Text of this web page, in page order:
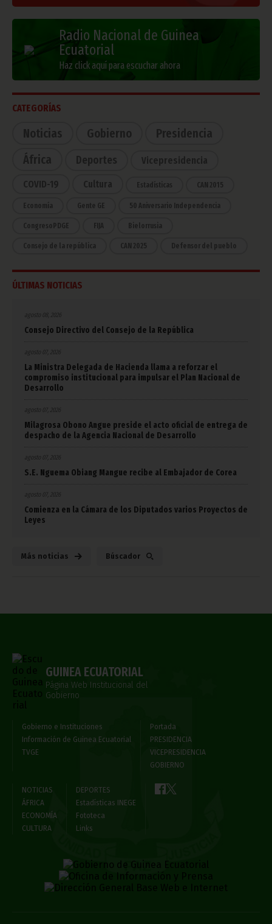
Radio Nacional de Guinea
Ecuatorial
Haz click aquí para escuchar ahora
CATEGORÍAS
Noticias Gobierno
Presidencia
África
Deportes Vicepresidencia
COVID-19 Cultura Estadísticas CAN 2015
Economía Gente GE 50 Aniversario Independencia
CongresoPDGE FIJA Bielorrusia
Consejo de la república CAN 2025 Defensor del pueblo
ÚLTIMAS NOTICIAS
Consejo Directivo del Consejo de la República
agosto 07, 2026
La Ministra Delegada de Hacienda llama a reforzar el
compromiso institucional para impulsar el Plan Nacional de
Desarrollo
agosto 07, 2026
Milagrosa Obono Angue preside el acto oficial de entrega de
despacho de la Agencia Nacional de Desarrollo
agosto 07, 2026
S.E. Nguema Obiang Mangue recibe al Embajador de Corea
agosto 07, 2026
Comienza en la Cámara de los Diputados varios Proyectos de
Leyes
Más noticias Búscador
GUINEA ECUATORIAL
Página Web Institucional del
Gobierno
Gobierno e Instituciones
Información de Guinea Ecuatorial
TVGE
Portada
PRESIDENCIA
VICEPRESIDENCIA
GOBIERNO
NOTICIAS
ÁFRICA
ECONOMÍA
CULTURA
DEPORTES
Estadísticas INEGE
Fototeca
Links